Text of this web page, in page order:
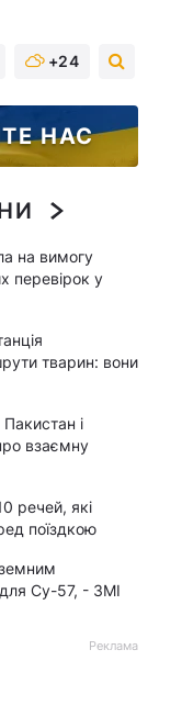
+24
НАС
на вимогу
перевірок у
тварин: вони
і
взаємну
речей, які
поїздкою
Су-57, - ЗМІ
Реклама